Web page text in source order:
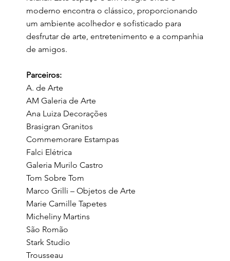
moderno encontra o clássico, proporcionando
um ambiente acolhedor e sofisticado para
desfrutar de arte, entretenimento e a companhia
de amigos.
Parceiros:
A. de Arte
AM Galeria de Arte
Ana Luiza Decorações
Brasigran Granitos
Commemorare Estampas
Falci Elétrica
Galeria Murilo Castro
Tom Sobre Tom
Marco Grilli – Objetos de Arte
Marie Camille Tapetes
Micheliny Martins
São Romão
Stark Studio
Trousseau